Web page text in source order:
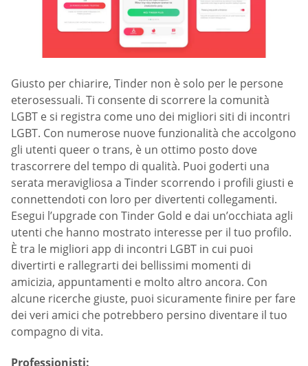
Giusto per chiarire, Tinder non è solo per le persone
eterosessuali. Ti consente di scorrere la comunità
LGBT e si registra come uno dei migliori siti di incontri
LGBT. Con numerose nuove funzionalità che accolgono
gli utenti queer o trans, è un ottimo posto dove
trascorrere del tempo di qualità. Puoi goderti una
serata meravigliosa a Tinder scorrendo i profili giusti e
connettendoti con loro per divertenti collegamenti.
Esegui l’upgrade con Tinder Gold e dai un’occhiata agli
utenti che hanno mostrato interesse per il tuo profilo.
È tra le migliori app di incontri LGBT in cui puoi
divertirti e rallegrarti dei bellissimi momenti di
amicizia, appuntamenti e molto altro ancora. Con
alcune ricerche giuste, puoi sicuramente finire per fare
dei veri amici che potrebbero persino diventare il tuo
compagno di vita.
Professionisti: